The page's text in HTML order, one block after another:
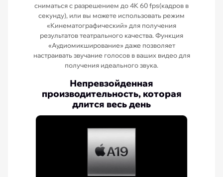
сниматься с разрешением до 4K 60 fps(кадров в
секунду), или вы можете использовать режим
«Кинематографический» для получения
результатов театрального качества. Функция
«Аудиомикширование» даже позволяет
настраивать звучание голосов в ваших видео для
получения идеального звука.
Непревзойденная
производительность, которая
длится весь день